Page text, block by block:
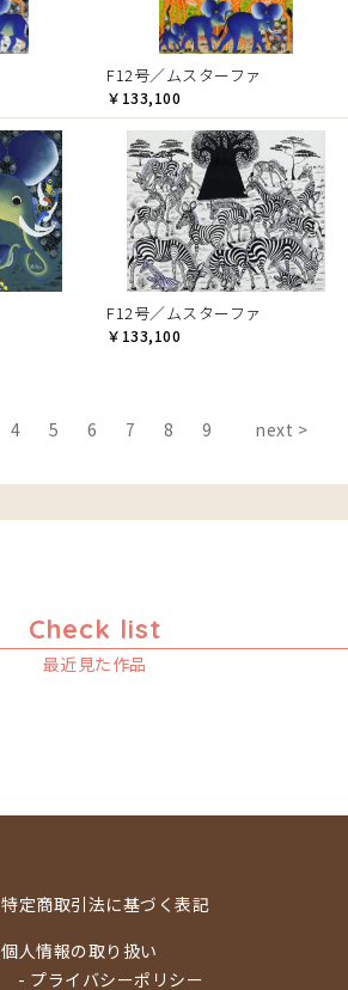
F12号／ムスターファ
￥133,100
F12号／ムスターファ
￥133,100
4 5 6 7 8 9 next >
Check list
最近見た作品
特定商取引法に基づく表記
個人情報の取り扱い
- プライバシーポリシー